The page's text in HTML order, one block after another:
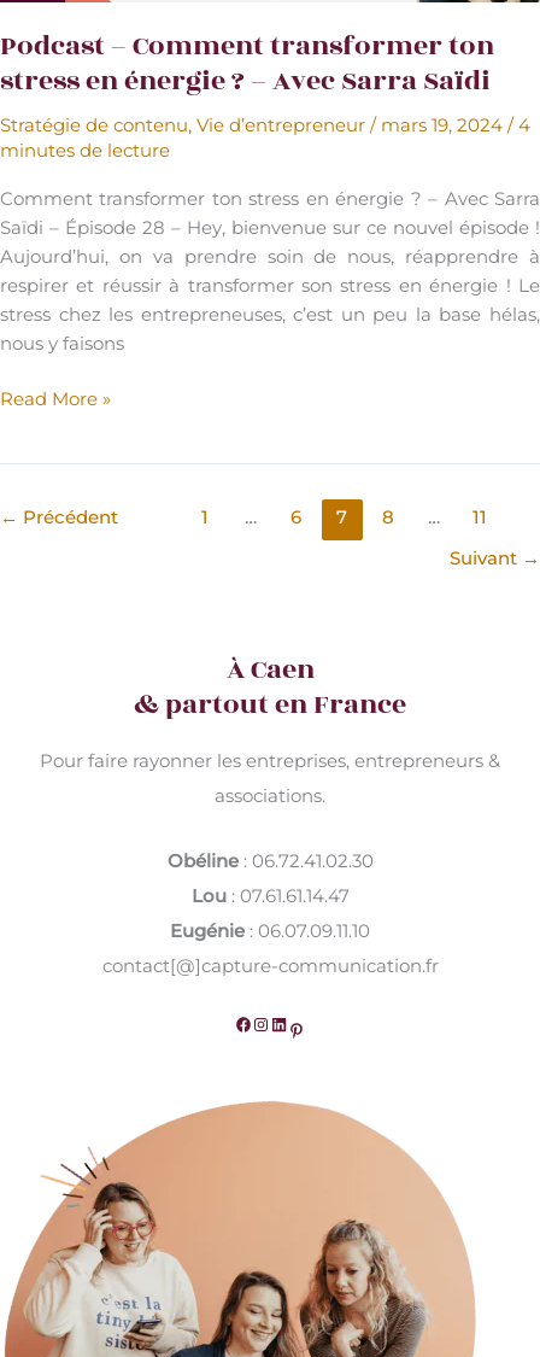
Podcast – Comment transformer ton
stress en énergie ? – Avec Sarra Saïdi
Stratégie de contenu, Vie d’entrepreneur / mars 19, 2024 /4
minutes de lecture
Comment transformer ton stress en énergie ? – Avec Sarra
Saïdi – Épisode 28 – Hey, bienvenue sur ce nouvel épisode !
Aujourd’hui, on va prendre soin de nous, réapprendre à
respirer et réussir à transformer son stress en énergie ! Le
stress chez les entrepreneuses, c’est un peu la base hélas,
nous y faisons
Podcast
ton
Read More »
← Précédent 1 … 6 7 8 …
11
Suivant →
À Caen
& partout en France
Pour faire rayonner les entreprises, entrepreneurs &
associations.
Obéline: 06.72.41.02.30
Lou: 07.61.61.14.47
Eugénie : 06.07.09.11.10
contact[@]capture-communication.fr
Facebook Instagram LinkedIn Pinterest